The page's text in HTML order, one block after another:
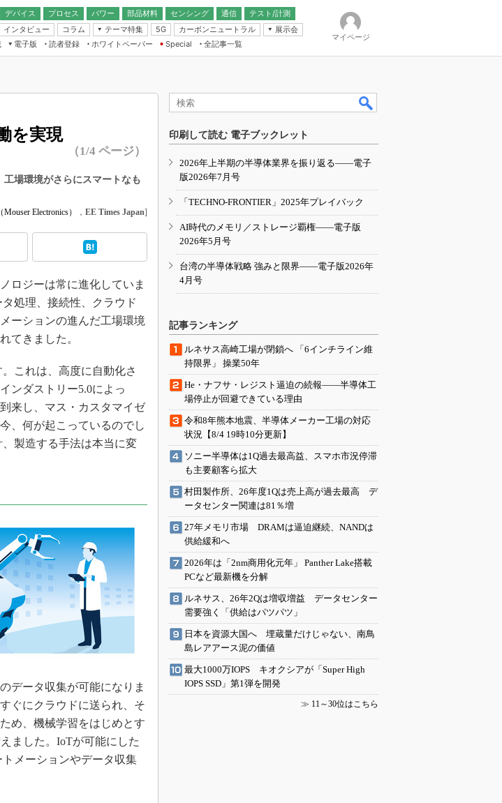
デバイス
プロセス パワー 部品材料 センシング
通信
無線
テスト/計測
インタビュー コラム
テーマ特集
Times Research）
クス入門（EDN
5G カーボンニュートラル
展示会
IoT・エッジコンピューティング
EXPO
TECHNO-FRONTIER
人とくるま展
電子版
読者登録 ホワイトペーパー
Special
全記事一覧
マイページ
を実現
（1/4 ページ）
場環境がさらにスマートなも
Electronics） ， EE Times Japan]
ロジーは常に進化していま
処理、接続性、クラウド
ーションの進んだ工場環境
てきました。
。これは、高度に自動化さ
ンダストリー5.0によっ
来し、マス・カスタマイゼ
、何が起こっているのでし
製造する手法は本当に変
データ収集が可能になりま
ぐにクラウドに送られ、そ
め、機械学習をはじめとす
ました。IoTが可能にした
メーションやデータ収集
印刷して読む 電子ブックレット
2026年上半期の半導体業界を振り返る――電子
版2026年7月号
「TECHNO-FRONTIER」2025年プレイバック
AI時代のメモリ／ストレージ覇権――電子版
2026年5月号
台湾の半導体戦略 強みと限界――電子版2026年
4月号
記事ランキング
ルネサス高崎工場が閉鎖へ 「6インチライン維
持限界」 操業50年
He・ナフサ・レジスト逼迫の続報――半導体工
場停止が回避できている理由
令和8年熊本地震、半導体メーカー工場の対応
状況【8/4 19時10分更新】
ソニー半導体は1Q過去最高益、スマホ市況停滞
も主要顧客ら拡大
村田製作所、26年度1Qは売上高が過去最高 デ
ータセンター関連は81％増
27年メモリ市場 DRAMは逼迫継続、NANDは
供給緩和へ
2026年は「2nm商用化元年」 Panther Lake搭載
PCなど最新機を分解
ルネサス、26年2Qは増収増益 データセンター
需要強く「供給はパツパツ」
日本を資源大国へ 埋蔵量だけじゃない、南鳥
島レアアース泥の価値
最大1000万IOPS キオクシアが「Super High
IOPS SSD」第1弾を開発
≫ 11～30位はこちら